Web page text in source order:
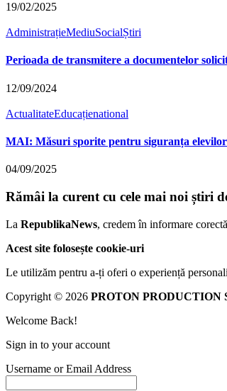
19/02/2025
AdministrațieMediuSocialȘtiri
Perioada de transmitere a documentelor
12/09/2024
ActualitateEducațienational
MAI: Măsuri sporite pentru siguranța
04/09/2025
Rămâi la curent cu cele mai noi știri
La RepublikaNews, credem în informare
Acest site folosește cookie-uri
Le utilizăm pentru a-ți oferi o experiență
Copyright © 2026 PROTON PRODUCTION
Welcome Back!
Sign in to your account
Username or Email Address